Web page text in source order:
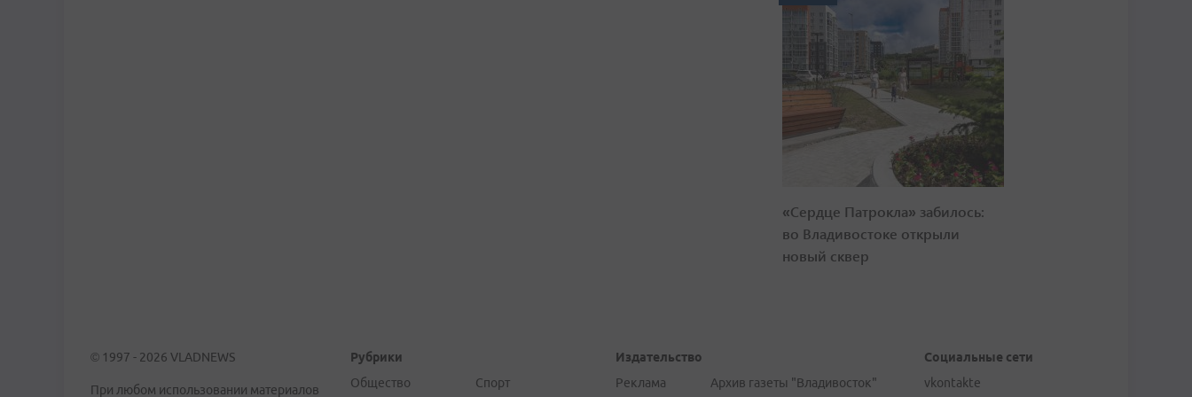
«Сердце Патрокла» забилось:
во Владивостоке открыли
новый сквер
© 1997 - 2026 VLADNEWS
При любом использовании материалов
Рубрики
Общество
Спорт
Издательство
Реклама
Архив газеты "Владивосток"
Социальные сети
vkontakte